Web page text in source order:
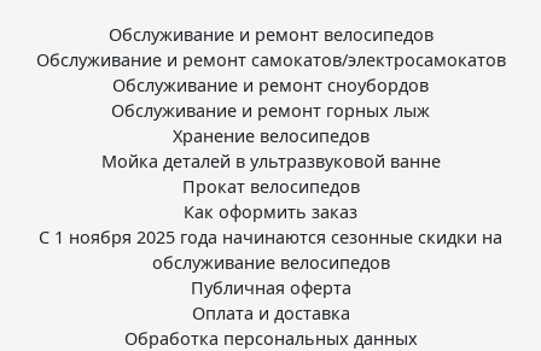
Обслуживание и ремонт велосипедов
Обслуживание и ремонт самокатов/электросамокатов
Обслуживание и ремонт сноубордов
Обслуживание и ремонт горных лыж
Хранение велосипедов
Мойка деталей в ультразвуковой ванне
Прокат велосипедов
Как оформить заказ
С 1 ноября 2025 года начинаются сезонные скидки на
обслуживание велосипедов
Публичная оферта
Оплата и доставка
Обработка персональных данных